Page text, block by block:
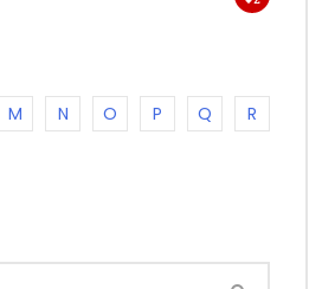
M N O P Q
R